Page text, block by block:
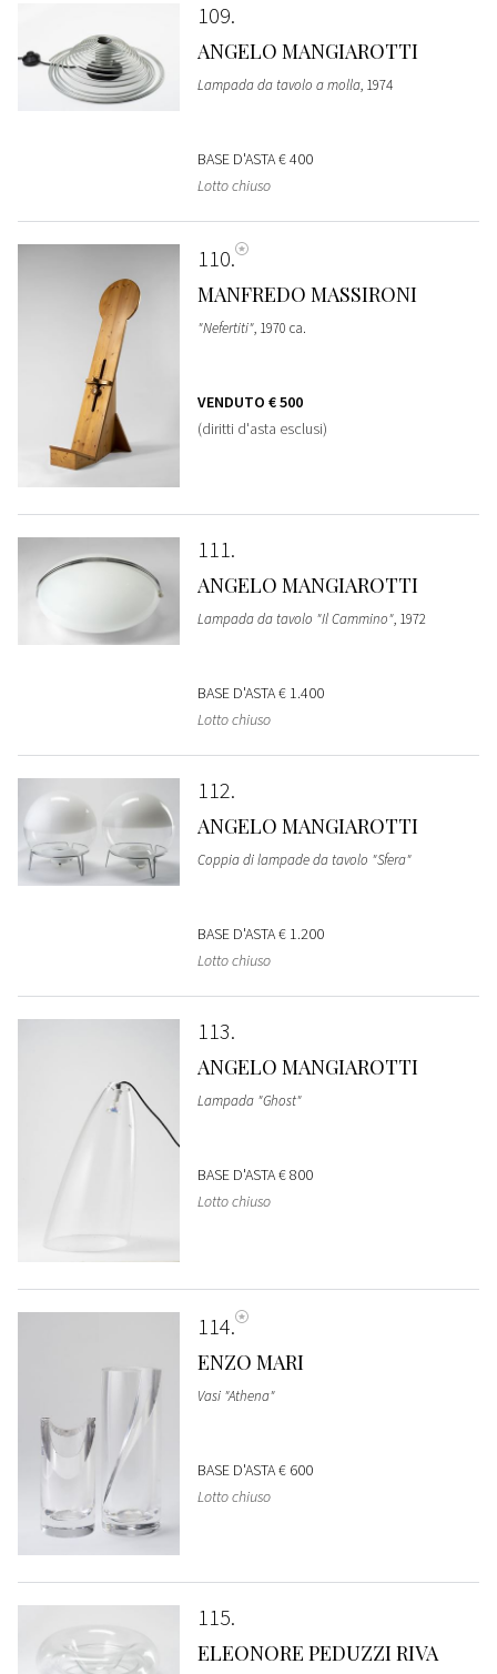
109
ANGELO MANGIAROTTI
Lampada da tavolo a molla, 1974
BASE D'ASTA€ 400
Lotto chiuso
110
MANFREDO MASSIRONI
"Nefertiti", 1970 ca.
VENDUTO € 500
(diritti d'asta esclusi)
111
ANGELO MANGIAROTTI
Lampada da tavolo "Il Cammino", 1972
BASE D'ASTA€ 1.400
Lotto chiuso
112
ANGELO MANGIAROTTI
Coppia di lampade da tavolo "Sfera"
BASE D'ASTA€ 1.200
Lotto chiuso
113
ANGELO MANGIAROTTI
Lampada "Ghost"
BASE D'ASTA€ 800
Lotto chiuso
114
ENZO MARI
Vasi "Athena"
BASE D'ASTA€ 600
Lotto chiuso
115
ELEONORE PEDUZZI RIVA